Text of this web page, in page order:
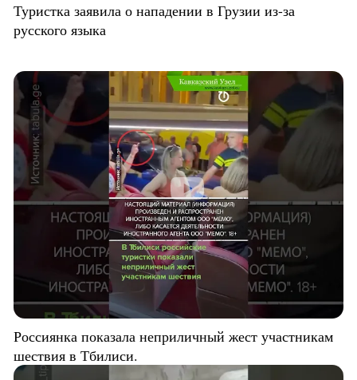
Туристка заявила о нападении в Грузии из-за
русского языка
Россиянка показала неприличный жест участникам
шествия в Тбилиси.